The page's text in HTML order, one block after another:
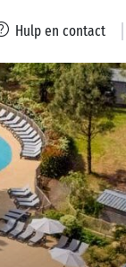
Hulp en contact